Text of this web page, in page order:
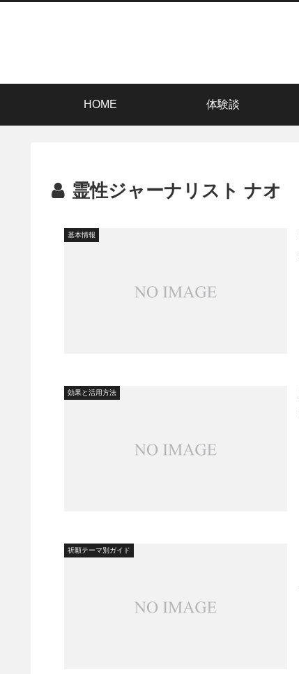
HOME 体験談
霊性ジャーナリスト ナオ
基本情報
効果と活用方法
祈願テーマ別ガイド